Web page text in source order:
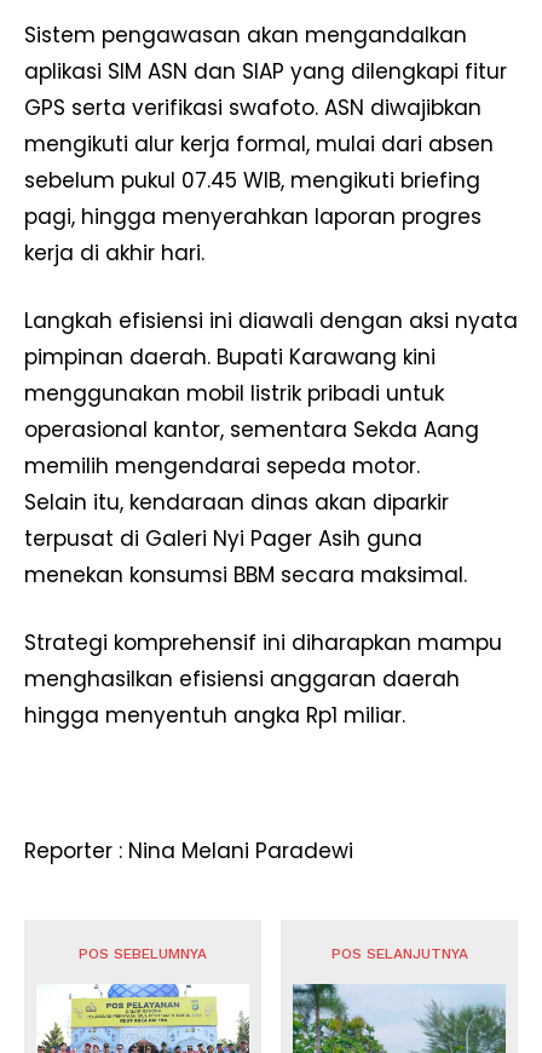
​Sistem pengawasan akan mengandalkan
aplikasi SIM ASN dan SIAP yang dilengkapi fitur
GPS serta verifikasi swafoto. ASN diwajibkan
mengikuti alur kerja formal, mulai dari absen
sebelum pukul 07.45 WIB, mengikuti briefing
pagi, hingga menyerahkan laporan progres
kerja di akhir hari.
​Langkah efisiensi ini diawali dengan aksi nyata
pimpinan daerah. Bupati Karawang kini
menggunakan mobil listrik pribadi untuk
operasional kantor, sementara Sekda Aang
memilih mengendarai sepeda motor.
Selain itu, kendaraan dinas akan diparkir
terpusat di Galeri Nyi Pager Asih guna
menekan konsumsi BBM secara maksimal.
Strategi komprehensif ini diharapkan mampu
menghasilkan efisiensi anggaran daerah
hingga menyentuh angka Rp1 miliar.
Reporter : Nina Melani Paradewi
POS SEBELUMNYA POS SELANJUTNYA